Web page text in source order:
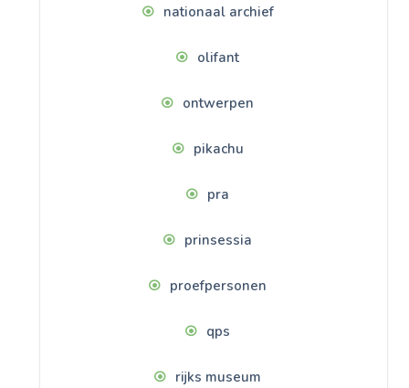
nationaal archief
olifant
ontwerpen
pikachu
pra
prinsessia
proefpersonen
qps
rijks museum